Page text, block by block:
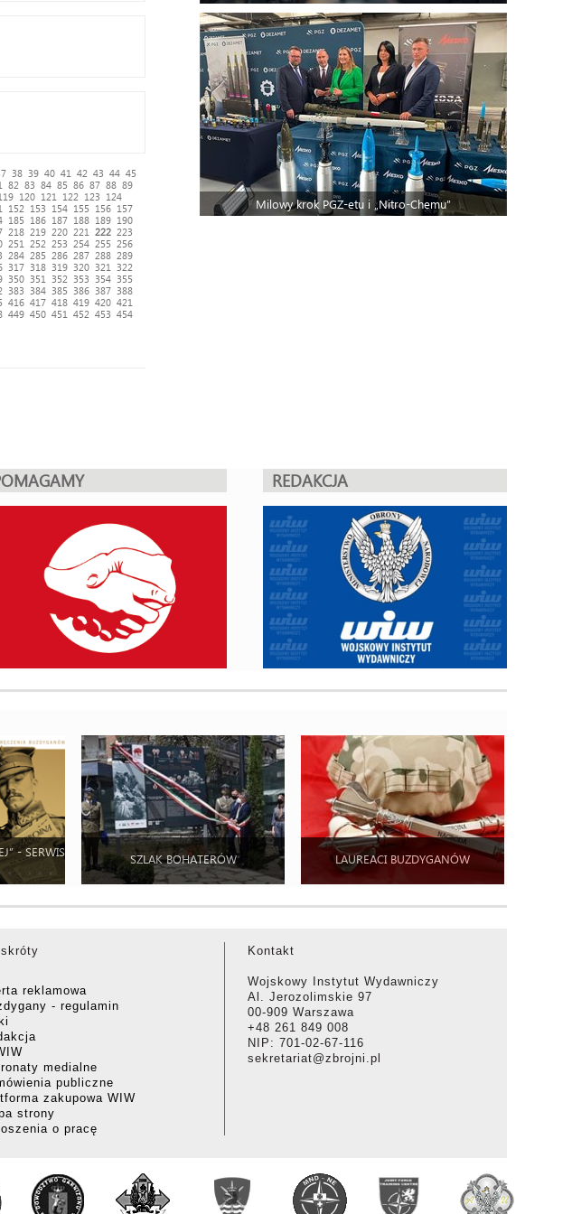
38 39 40 41 42 43 44 45
82 83 84 85 86 87 88 89
120 121 122 123
124
152 153 154 155 156 157
185 186 187 188 189 190
218 219 220 221 222 223
251 252 253 254 255
256
284 285 286 287 288 289
317 318 319 320 321
322
350 351 352 353 354 355
383 384 385 386 387 388
416 417 418 419 420 421
449 450 451 452 453 454
Milowy krok PGZ-etu i „Nitro-Chemu”
REDAKCJA
- SERWIS
SZLAK BOHATERÓW LAUREACI BUZDYGANÓW
skróty
reklamowa
- regulamin
medialne
publiczne
zakupowa WIW
strony
o pracę
Kontakt
Wojskowy Instytut Wydawniczy
Al. Jerozolimskie 97
00-909 Warszawa
+48 261 849 008
NIP: 701-02-67-116
sekretariat@zbrojni.pl